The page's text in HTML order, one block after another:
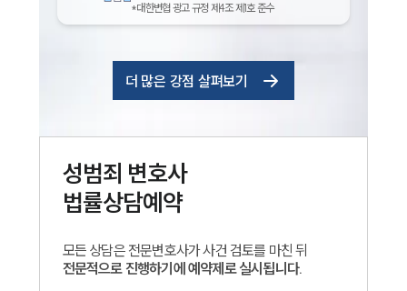
*대한변협 광고 규정 제4조 제1호 준수
더 많은 강점 살펴보기
성범죄 변호사
법률상담예약
모든 상담은 전문변호사가 사건 검토를 마친 뒤
전문적으로 진행하기에 예약제로 실시됩니다.